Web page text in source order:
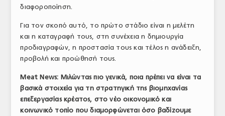
διαφοροποίηση.
Για τον σκοπό αυτό, το πρώτο στάδιο είναι η μελέτη
και η καταγραφή τους, στη συνέχεια η δημιουργία
προδιαγραφών, η προστασία τους και τέλος η ανάδειξη,
προβολή και προώθησή τους.
Meat News: Μιλώντας πιο γενικά, ποια πρέπει να είναι τα
βασικά στοιχεία για τη στρατηγική της βιομηχανίας
επεξεργασίας κρέατος, στο νέο οικονομικό και
κοινωνικό τοπίο που διαμορφώνεται όσο βαδίζουμε